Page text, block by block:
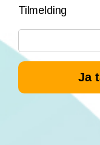
Tilmelding